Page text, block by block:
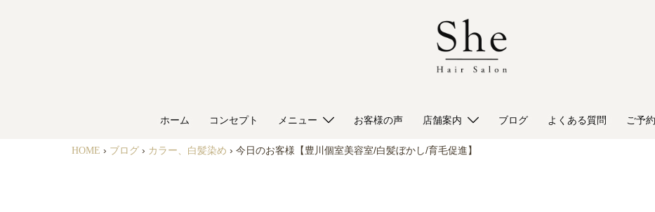
ホーム コンセプト メニュー お客様の声 店舗案内 ブログ よくある質問 ご予
HOME › ブログ › カラー、白髪染め › 今日のお客様【豊川個室美容室/白髪ぼかし/育毛促進】